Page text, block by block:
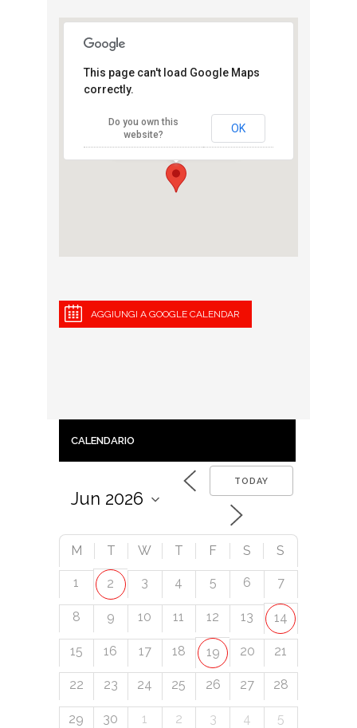
Adidas Runbase
Corso Sempione 10 - Milano
View Eventi
This page can't load Google Maps
correctly.
Do you own this
website?
OK
AGGIUNGI A GOOGLE CALENDAR
CALENDARIO
TODAY
M T W T F S S
1 2 3 4 5 6 7
8 9 10 11 12 13 14
15 16 17 18 19 20 21
22 23 24 25 26 27 28
29 30 1 2 3 4 5